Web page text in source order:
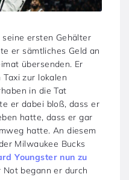
ersten Gehälter
er sämtliches Geld an
übersenden. Er
Taxi zur lokalen
in die Tat
er dabei bloß, dass er
hatte, dass er gar
hatte. An diesem
Milwaukee Bucks
Youngster nun zu
Not begann er durch